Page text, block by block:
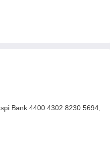
Bank 4400 4302 8230 5694,